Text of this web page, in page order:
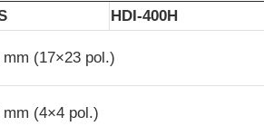
HDI-400H
mm (17×23 pol.)
mm (4×4 pol.)